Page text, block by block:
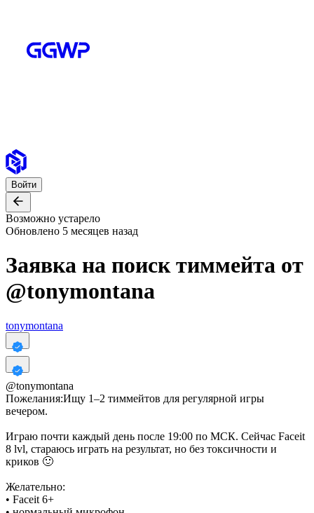
Войти
Возможно устарело
Обновлено 5 месяцев назад
Заявка на поиск тиммейта от
@tonymontana
tonymontana
@tonymontana
Пожелания:Ищу 1–2 тиммейтов для регулярной игры
вечером.
Играю почти каждый день после 19:00 по МСК. Сейчас Faceit
8 lvl, стараюсь играть на результат, но без токсичности и
криков 🙂
Желательно:
• Faceit 6+